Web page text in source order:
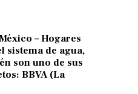
– Hogares
sistema de agua,
son uno de sus
BBVA (La